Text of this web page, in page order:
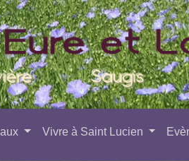
Vivre à Saint Lucien